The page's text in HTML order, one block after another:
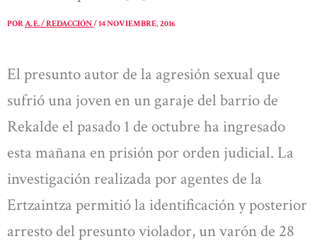
PORA. E. / REDACCIÓN/14 NOVIEMBRE, 2016
El presunto autor de la agresión sexual que
sufrió una joven en un garaje del barrio de
Rekalde el pasado 1 de octubre ha ingresado
esta mañana en prisión por orden judicial. La
investigación realizada por agentes de la
Ertzaintza permitió la identificación y posterior
arresto del presunto violador, un varón de 28